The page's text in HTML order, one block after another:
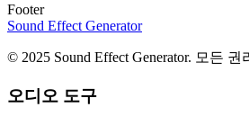
Footer
Sound Effect Generator
© 2025 Sound Effect Generator. 모든 권
오디오 도구